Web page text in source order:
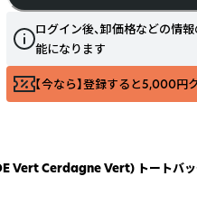
ログイン後、卸価格などの情
能になります
【今なら】登録すると5,000円
Vert Cerdagne Vert) トートバ